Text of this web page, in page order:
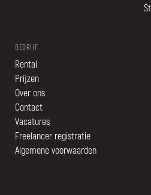
BEDRIJF
Rental
Prijzen
Over ons
Contact
Vacatures
Freelancer registratie
Algemene voorwaarden